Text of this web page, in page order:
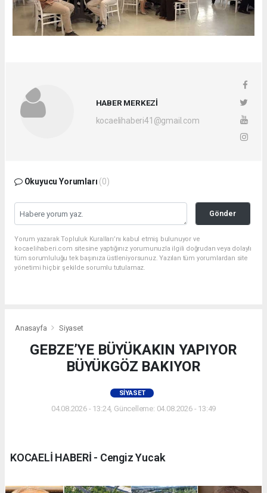
HABER MERKEZİ
kocaelihaberi41@gmail.com
Okuyucu Yorumları (0)
Gönder
Yorum yazarak Topluluk Kuralları’nı kabul etmiş bulunuyor ve
kocaelihaberi.com sitesine yaptığınız yorumunuzla ilgili doğrudan veya dolaylı
tüm sorumluluğu tek başınıza üstleniyorsunuz. Yazılan tüm yorumlardan site
yönetimi hiçbir şekilde sorumlu tutulamaz.
Anasayfa Siyaset
GEBZE’YE BÜYÜKAKIN YAPIYOR
BÜYÜKGÖZ BAKIYOR
SIYASET
04.08.2026 - 13:24, Güncelleme: 04.08.2026 - 13:49
KOCAELİ HABERİ - Cengiz Yucak